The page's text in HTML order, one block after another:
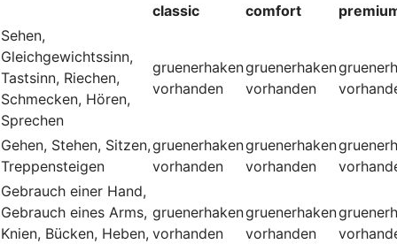
classic comfort
Sehen,
Gleichgewichtssinn,
Tastsinn, Riechen,
Schmecken, Hören,
Sprechen
gruenerhaken
vorhanden
gruenerhaken
vorhanden
Gehen, Stehen, Sitzen,
Treppensteigen
gruenerhaken
vorhanden
gruenerhaken
vorhanden
Gebrauch einer Hand,
Gebrauch eines Arms,
Knien, Bücken, Heben,
gruenerhaken
vorhanden
gruenerhaken
vorhanden